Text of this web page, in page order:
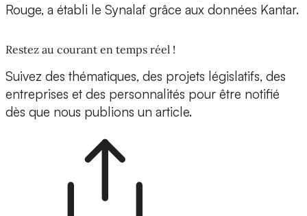
Rouge, a établi le Synalaf grâce aux données Kantar.
Restez au courant en temps réel !
Suivez des thématiques, des projets législatifs, des
entreprises et des personnalités pour être notifié
dès que nous publions un article.